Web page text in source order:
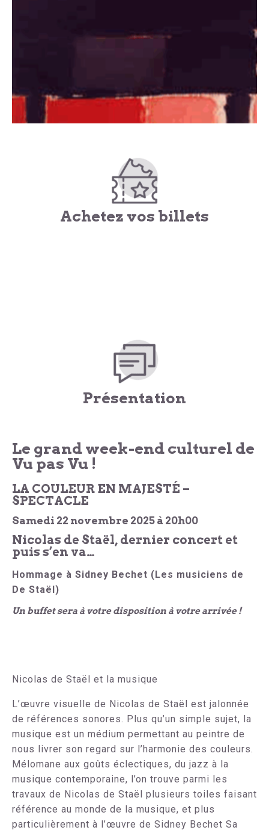
Achetez vos billets
Présentation
Le grand week-end culturel de
Vu pas Vu !
LA COULEUR EN MAJESTÉ –
SPECTACLE
Samedi 22 novembre 2025 à 20h00
Nicolas de Staël, dernier concert et
puis s’en va…
Hommage à Sidney Bechet (Les musiciens de
De Staël)
Un buffet sera à votre disposition à votre arrivée !
Nicolas de Staël et la musique
L’œuvre visuelle de Nicolas de Staël est jalonnée
de références sonores. Plus qu’un simple sujet, la
musique est un médium permettant au peintre de
nous livrer son regard sur l’harmonie des couleurs.
Mélomane aux goûts éclectiques, du jazz à la
musique contemporaine, l’on trouve parmi les
travaux de Nicolas de Staël plusieurs toiles faisant
référence au monde de la musique, et plus
particulièrement à l’œuvre de Sidney Bechet Sa